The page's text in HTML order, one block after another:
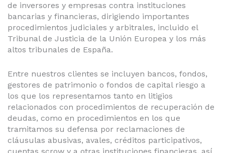
de inversores y empresas contra instituciones
bancarias y financieras, dirigiendo importantes
procedimientos judiciales y arbitrales, incluido el
Tribunal de Justicia de la Unión Europea y los más
altos tribunales de España.
Entre nuestros clientes se incluyen bancos, fondos,
gestores de patrimonio o fondos de capital riesgo a
los que los representamos tanto en litigios
relacionados con procedimientos de recuperación de
deudas, como en procedimientos en los que
tramitamos su defensa por reclamaciones de
cláusulas abusivas, avales, créditos participativos,
cuentas scrow y a otras instituciones financieras, así